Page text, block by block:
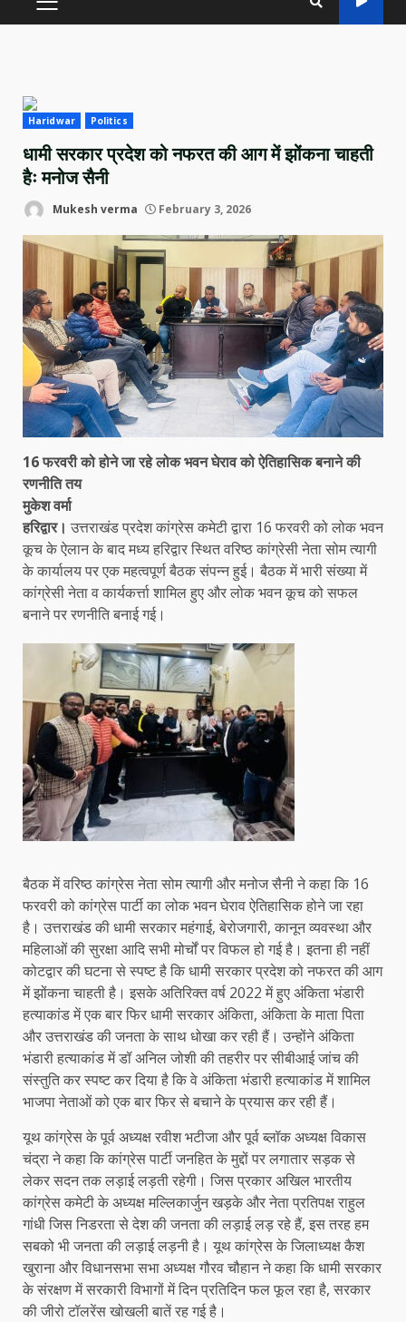
PRIMARY
Haridwar Politics
धामी सरकार प्रदेश को नफरत की आग में झोंकना चाहती
हैः मनोज सैनी
Mukesh verma February 3, 2026
16 फरवरी को होने जा रहे लोक भवन घेराव को ऐतिहासिक बनाने की
रणनीति तय
मुकेश वर्मा
हरिद्वार। उत्तराखंड प्रदेश कांग्रेस कमेटी द्वारा 16 फरवरी को लोक भवन
कूच के ऐलान के बाद मध्य हरिद्वार स्थित वरिष्ठ कांग्रेसी नेता सोम त्यागी
के कार्यालय पर एक महत्वपूर्ण बैठक संपन्न हुई। बैठक में भारी संख्या में
कांग्रेसी नेता व कार्यकर्त्ता शामिल हुए और लोक भवन कूच को सफल
बनाने पर रणनीति बनाई गई।
बैठक में वरिष्ठ कांग्रेस नेता सोम त्यागी और मनोज सैनी ने कहा कि 16
फरवरी को कांग्रेस पार्टी का लोक भवन घेराव ऐतिहासिक होने जा रहा
है। उत्तराखंड की धामी सरकार महंगाई, बेरोजगारी, कानून व्यवस्था और
महिलाओं की सुरक्षा आदि सभी मोर्चों पर विफल हो गई है। इतना ही नहीं
कोटद्वार की घटना से स्पष्ट है कि धामी सरकार प्रदेश को नफरत की आग
में झोंकना चाहती है। इसके अतिरिक्त वर्ष 2022 में हुए अंकिता भंडारी
हत्याकांड में एक बार फिर धामी सरकार अंकिता, अंकिता के माता पिता
और उत्तराखंड की जनता के साथ धोखा कर रही हैं। उन्होंने अंकिता
भंडारी हत्याकांड में डॉ अनिल जोशी की तहरीर पर सीबीआई जांच की
संस्तुति कर स्पष्ट कर दिया है कि वे अंकिता भंडारी हत्याकांड में शामिल
भाजपा नेताओं को एक बार फिर से बचाने के प्रयास कर रही हैं।
यूथ कांग्रेस के पूर्व अध्यक्ष रवीश भटीजा और पूर्व ब्लॉक अध्यक्ष विकास
चंद्रा ने कहा कि कांग्रेस पार्टी जनहित के मुद्दों पर लगातार सड़क से
लेकर सदन तक लड़ाई लड़ती रहेगी। जिस प्रकार अखिल भारतीय
कांग्रेस कमेटी के अध्यक्ष मल्लिकार्जुन खड़के और नेता प्रतिपक्ष राहुल
गांधी जिस निडरता से देश की जनता की लड़ाई लड़ रहे हैं, इस तरह हम
सबको भी जनता की लड़ाई लड़नी है। यूथ कांग्रेस के जिलाध्यक्ष कैश
खुराना और विधानसभा सभा अध्यक्ष गौरव चौहान ने कहा कि धामी सरकार
के संरक्षण में सरकारी विभागों में दिन प्रतिदिन फल फूल रहा है, सरकार
की जीरो टॉलरेंस खोखली बातें रह गई है।